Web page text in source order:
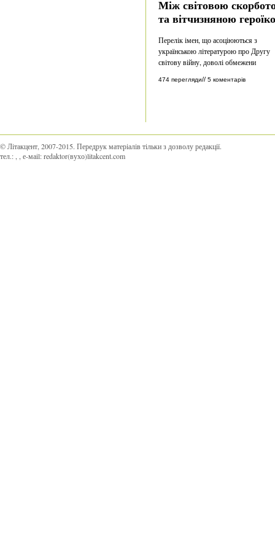
Між світовою
та вітчизняною
Перелік імен, що асоціюються з
українською літературою про Другу
світову війну, доволі обмежени
474 перегляди// 5 коментарів
© Літакцент, 2007-2015. Передрук матеріалів тільки з дозволу редакції.
тел.:
, е-маіl:redaktor(вухо)litakcent.com